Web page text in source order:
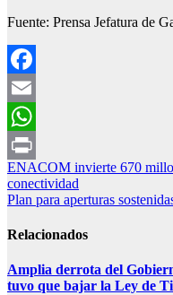
Fuente: Prensa Jefatura de
Facebook
Email
WhatsApp
Print
Navegación
de
ENACOM invierte 670
conectividad
Plan para aperturas
Relacionados
Amplia derrota del
tuvo que bajar la Ley de